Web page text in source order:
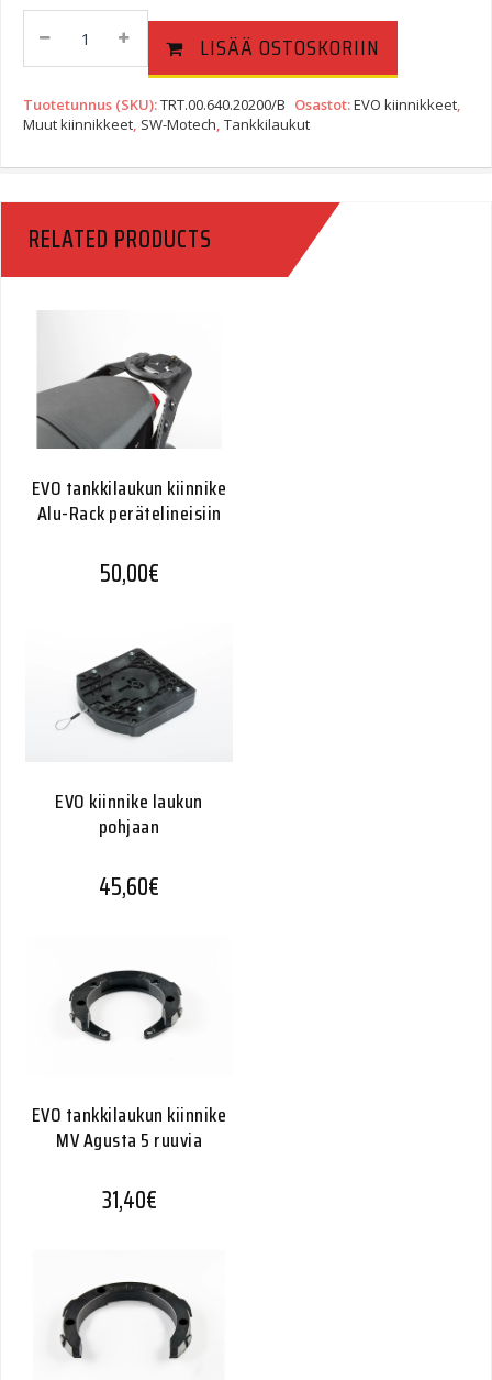
Tankkilaukun
Steel-
Rack
Quantity
LISÄÄ OSTOSKORIIN
Tuotetunnus (SKU):TRT.00.640.20200/B Osastot:EVO kiinnikkeet
Muut kiinnikkeet SW-Motech Tankkilaukut
RELATED PRODUCTS
EVO tankkilaukun kiinnike
Alu-Rack perätelineisiin
50,00€
EVO kiinnike laukun
pohjaan
45,60€
EVO tankkilaukun kiinnike
MV Agusta 5 ruuvia
31,40€